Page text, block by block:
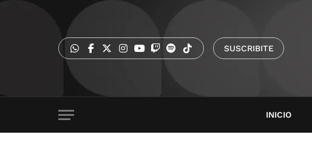
SUSCRIBITE
INICIO